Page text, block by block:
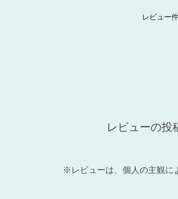
レビュー
レビューの投
※レビューは、個人の主観に